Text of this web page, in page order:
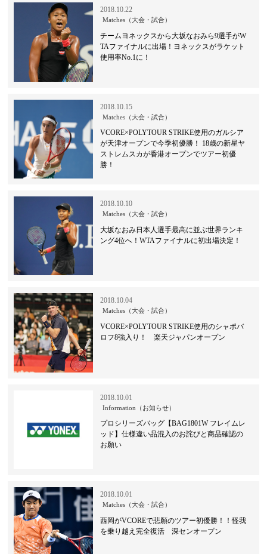
2018.10.22
Matches（大会・試合）
チームヨネックスから大坂なおみら9選手がW
TAファイナルに出場！ヨネックスがラケット
使用率No.1に！
2018.10.15
Matches（大会・試合）
VCORE×POLYTOUR STRIKE使用のガルシア
が天津オープンで今季初優勝！ 18歳の新星ヤ
ストレムスカが香港オープンでツアー初優
勝！
2018.10.10
Matches（大会・試合）
大坂なおみ日本人選手最高に並ぶ世界ランキ
ング4位へ！WTAファイナルに初出場決定！
2018.10.04
Matches（大会・試合）
VCORE×POLYTOUR STRIKE使用のシャポバ
ロフ8強入り！ 楽天ジャパンオープン
2018.10.01
Information（お知らせ）
プロシリーズバッグ【BAG1801W フレイムレ
ッド】仕様違い品混入のお詫びと商品確認の
お願い
2018.10.01
Matches（大会・試合）
西岡がVCOREで悲願のツアー初優勝！！怪我
を乗り越え完全復活 深センオープン